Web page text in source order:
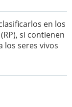
en los
si contienen
los seres vivos